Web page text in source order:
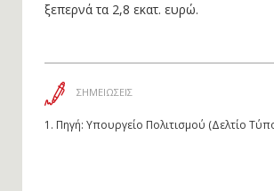
ξεπερνά τα 2,8 εκατ. ευρώ.
ΣΗΜΕΙΩΣΕΙΣ
1. Πηγή: Υπουργείο Πολιτισμού (Δελτίο